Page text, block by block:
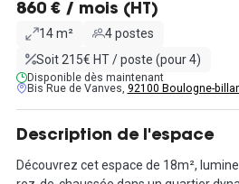
860 € / mois (HT)
14 m²
4 postes
Soit 215€ HT / poste (pour 4)
Disponible dès maintenant
Bis Rue de Vanves, 92100 Boulogne-
Description de l'espace
Découvrez cet espace de 18m²,